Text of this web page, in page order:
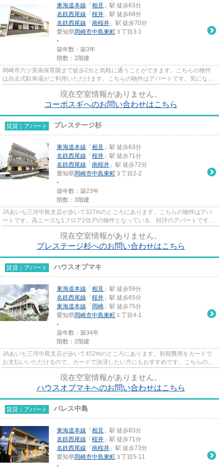
東海道本線 「 相見 」駅 徒歩63分
名鉄西尾線 「 桜井 」駅 徒歩68分
名鉄西尾線 「 南桜井 」駅 徒歩70分
愛知県岡崎市中島東町 ３丁目3-1
-
築年数：築3年
階数：2階建
岡崎市六ツ美南保育園まで徒歩2分と気軽に通うことができます。こちらの物件
は自走式駐車場がご利用いただけます。こちらの物件はアパートです。気になる
現在空室情報がありません。
コーポスギへのお問い合わせはこちら
賃貸｜アパート プレステージ杉
東海道本線 「 相見 」駅 徒歩63分
名鉄西尾線 「 桜井 」駅 徒歩71分
名鉄西尾線 「 南桜井 」駅 徒歩72分
愛知県岡崎市中島東町 ３丁目2-2
-
築年数：築23年
階数：3階建
JAあいち三河中島支店が歩いて327mのところにあります。こちらの物件はアパ
ートです。高ニーズな1フロア2住戸の物件となっている、好評のアパートです。
現在空室情報がありません。
プレステージ杉へのお問い合わせはこちら
賃貸｜アパート ハウスオブマキ
東海道本線 「 相見 」駅 徒歩59分
名鉄西尾線 「 桜井 」駅 徒歩65分
東海道本線 「 岡崎 」駅 徒歩75分
愛知県岡崎市中島東町 １丁目4-1
-
築年数：築34年
階数：2階建
JAあいち三河中島支店が歩いて452mのところにあります。初期費用をカードで
お支払いいただけるので、カードで決済したい方にもおすすめです。こちらの物
現在空室情報がありません。
ハウスオブマキへのお問い合わせはこちら
賃貸｜アパート パレス中島
東海道本線 「 相見 」駅 徒歩83分
名鉄西尾線 「 桜井 」駅 徒歩71分
名鉄西尾線 「 南桜井 」駅 徒歩73分
愛知県岡崎市中島東町 ３丁目5-11
-